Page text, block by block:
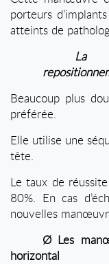
porteurs
atteints de
La
Beaucoup plus
préférée.
Elle utilise une
tête.
Le taux de
80%. En cas
nouvelles
ØLes
horizontal